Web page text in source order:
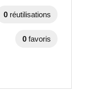
0 réutilisations
0 favoris